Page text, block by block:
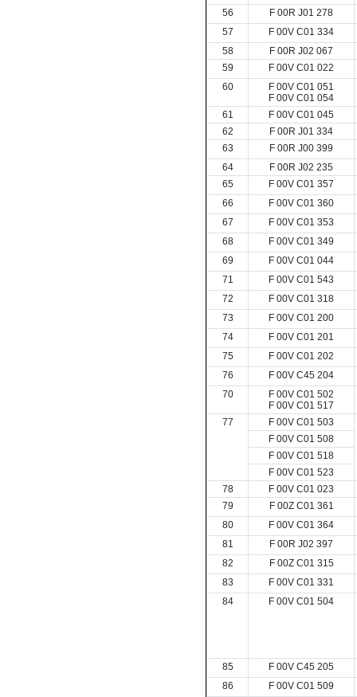
56
F 00R J01 278
57
F 00V C01 334
58
F 00R J02 067
59
F 00V C01 022
60
F 00V C01 051
F 00V C01 054
61
F 00V C01 045
62
F 00R J01 334
63
F 00R J00 399
64
F 00R J02 235
65
F 00V C01 357
66
F 00V C01 360
67
F 00V C01 353
68
F 00V C01 349
69
F 00V C01 044
71
F 00V C01 543
72
F 00V C01 318
73
F 00V C01 200
74
F 00V C01 201
75
F 00V C01 202
76
F 00V C45 204
70
F 00V C01 502
F 00V C01 517
77
F 00V C01 503
F 00V C01 508
F 00V C01 518
F 00V C01 523
78
F 00V C01 023
79
F 00Z C01 361
80
F 00V C01 364
81
F 00R J02 397
82
F 00Z C01 315
83
F 00V C01 331
84
F 00V C01 504
85
F 00V C45 205
86
F 00V C01 509